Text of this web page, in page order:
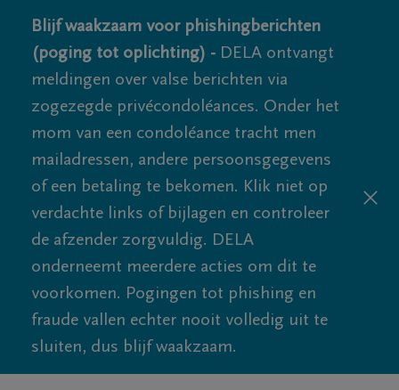
Blijf waakzaam voor phishingberichten
(poging tot oplichting) - DELA ontvangt
meldingen over valse berichten via
zogezegde privécondoléances. Onder het
mom van een condoléance tracht men
mailadressen, andere persoonsgegevens
of een betaling te bekomen. Klik niet op
verdachte links of bijlagen en controleer
de afzender zorgvuldig. DELA
onderneemt meerdere acties om dit te
voorkomen. Pogingen tot phishing en
fraude vallen echter nooit volledig uit te
sluiten, dus blijf waakzaam.